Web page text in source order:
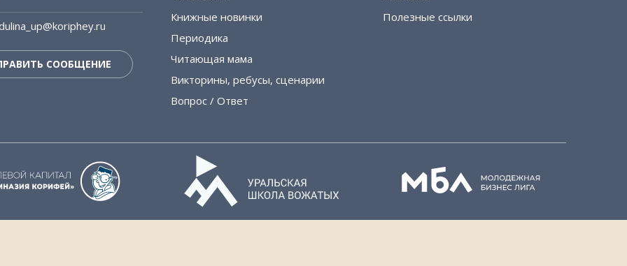
СООБЩЕНИЕ
Книжные новинки
Периодика
Читающая мама
Викторины, ребусы, сценарии
Вопрос / Ответ
Полезные ссылки